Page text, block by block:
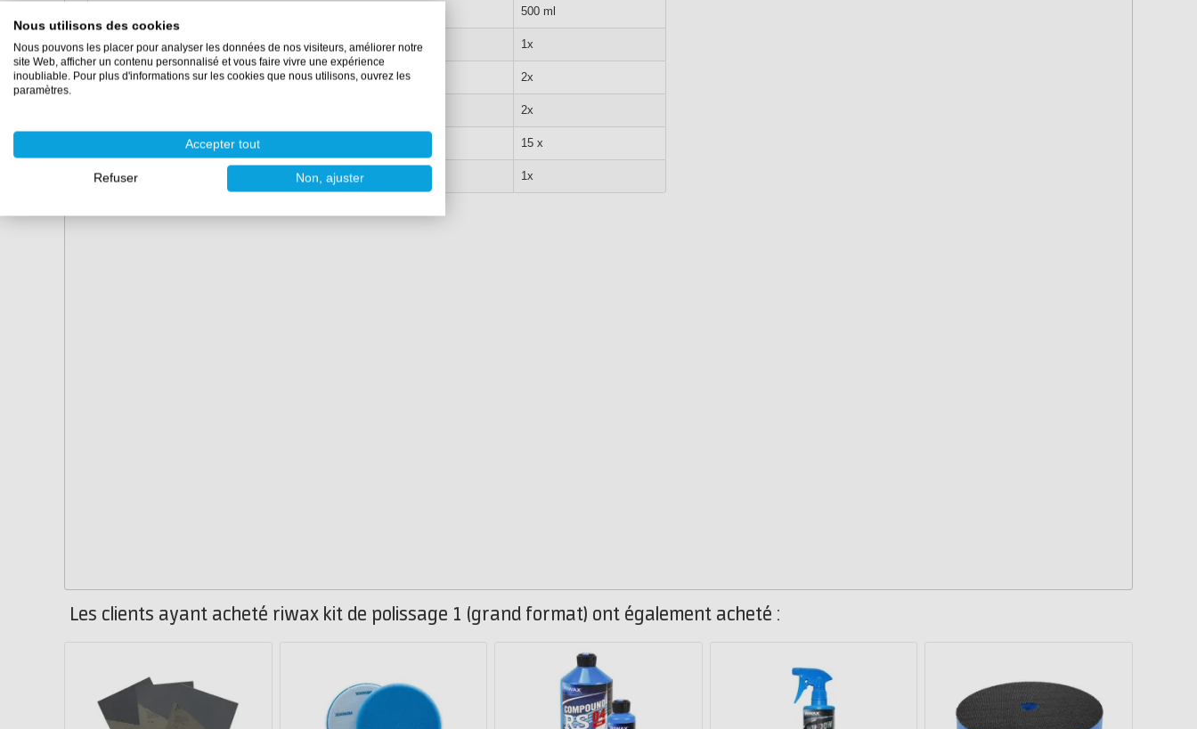
500 ml
Riwax Disque intermédiaire RS (150x30 mm) 1x
Riwax Disque de polissage en peau d'agneau (165 mm) 2x
2x
Riwax Chiffons de polissage 15 x
Mallette RS verrouillable Riwax 1x
Les clients ayant acheté riwax kit de polissage 1 (grand format) ont également acheté :
Nous utilisons des cookies
Nous pouvons les placer pour analyser les données de nos visiteurs, améliorer notre
site Web, afficher un contenu personnalisé et vous faire vivre une expérience
inoubliable. Pour plus d'informations sur les cookies que nous utilisons, ouvrez les
paramètres.
Accepter tout
Refuser Non, ajuster